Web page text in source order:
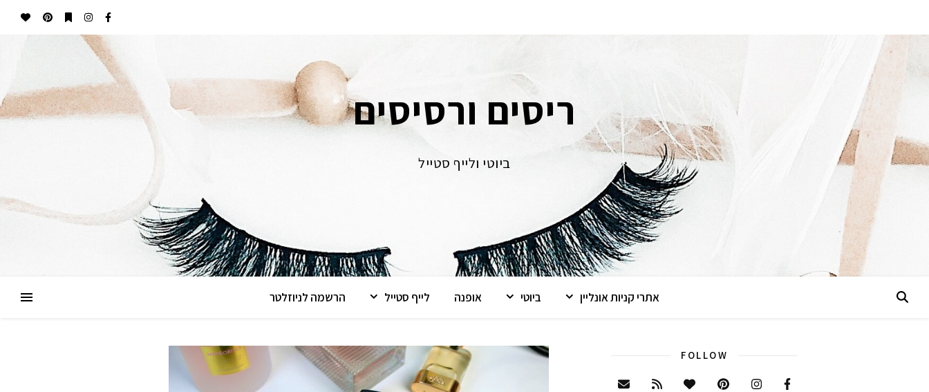
ריסים ורסיסים
ביוטי ולייף סטייל
אתרי קניות אונליין ביוטי אופנה לייף סטייל הרשמה לניוזלטר
FOLLOW